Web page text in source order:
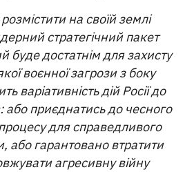
на своїй землі
стратегічний пакет
буде достатнім для захисту
воєнної загрози з боку
варіативність дій Росії до
або приєднатись до чесного
для справедливого
або гарантовано втратити
агресивну війну